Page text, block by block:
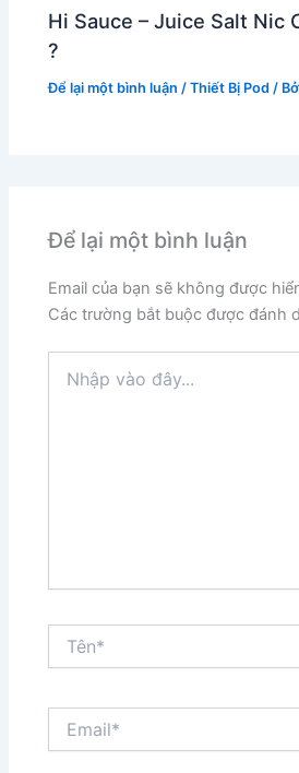
Hi Sauce – Juice Salt Nic
?
Để lại một bình luận /Thiết Bị Pod /
Để lại một bình luận
Email của bạn sẽ không được
Các trường bắt buộc được đánh
vào